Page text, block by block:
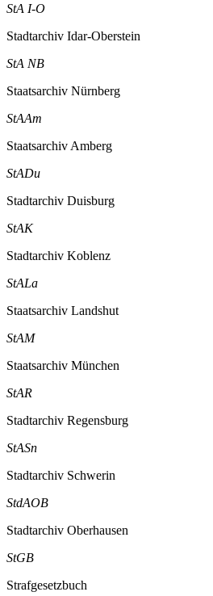
StA I-O
Stadtarchiv Idar-Oberstein
StA NB
Staatsarchiv Nürnberg
StAAm
Staatsarchiv Amberg
StADu
Stadtarchiv Duisburg
StAK
Stadtarchiv Koblenz
StALa
Staatsarchiv Landshut
StAM
Staatsarchiv München
StAR
Stadtarchiv Regensburg
StASn
Stadtarchiv Schwerin
StdAOB
Stadtarchiv Oberhausen
StGB
Strafgesetzbuch